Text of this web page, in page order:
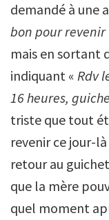
demandé à une
bon pour revenir
mais en sortant
indiquant « Rdv
16 heures,
triste que tout
revenir ce jour-
retour au
que la mère
quel moment